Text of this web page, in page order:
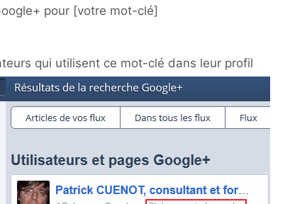
pour [votre mot-clé]
qui utilisent ce mot-clé dans leur profil